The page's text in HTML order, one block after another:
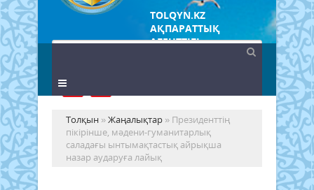
TOLQYN.KZ
АҚПАРАТТЫҚ
АГЕНТТІГІ
Толқын »Жаңалықтар » Президенттің
пікірінше, мәдени-гуманитарлық
саладағы ынтымақтастық айрықша
назар аударуға лайық